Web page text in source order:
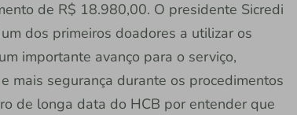
de R$ 18.980,00. O presidente Sicredi
dos primeiros doadores a utilizar os
importante avanço para o serviço,
mais segurança durante os procedimentos
de longa data do HCB por entender que